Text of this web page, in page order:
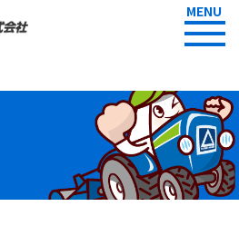
MENU